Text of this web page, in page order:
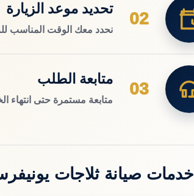
02
تحديد موعد الزيارة
نحدد معك الوقت المناسب
03
متابعة الطلب
متابعة مستمرة حتى انتهاء
خدمات صيانة ثلاجات